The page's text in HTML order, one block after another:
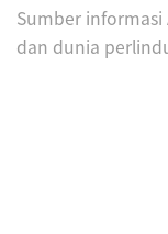
Sumber
dan dunia